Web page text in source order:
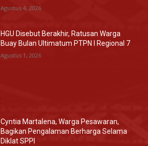
Agustus 4, 2026
HGU Disebut Berakhir, Ratusan Warga
Buay Bulan Ultimatum PTPN I Regional 7
Agustus 1, 2026
Cyntia Martalena, Warga Pesawaran,
Bagikan Pengalaman Berharga Selama
Diklat SPPI